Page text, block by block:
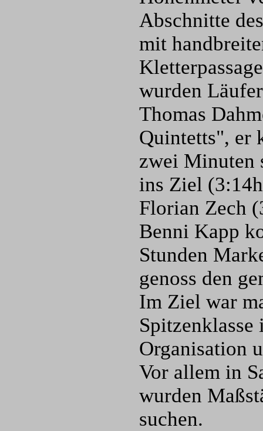
Abschnitte
mit
wurden
Thomas
Quintetts", er
zwei Minuten
ins Ziel
Florian Zech
Benni Kapp
Stunden
genoss den
Im Ziel war
Spitzenklasse
Organisation
Vor allem in
wurden
suchen.